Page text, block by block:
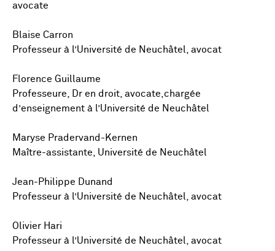
avocate
Blaise Carron
Professeur à l’Université de Neuchâtel, avocat
Florence Guillaume
Professeure, Dr en droit, avocate,chargée
d’enseignement à l’Université de Neuchâtel
Maryse Pradervand-Kernen
Maître-assistante, Université de Neuchâtel
Jean-Philippe Dunand
Professeur à l’Université de Neuchâtel, avocat
Olivier Hari
Professeur à l’Université de Neuchâtel, avocat